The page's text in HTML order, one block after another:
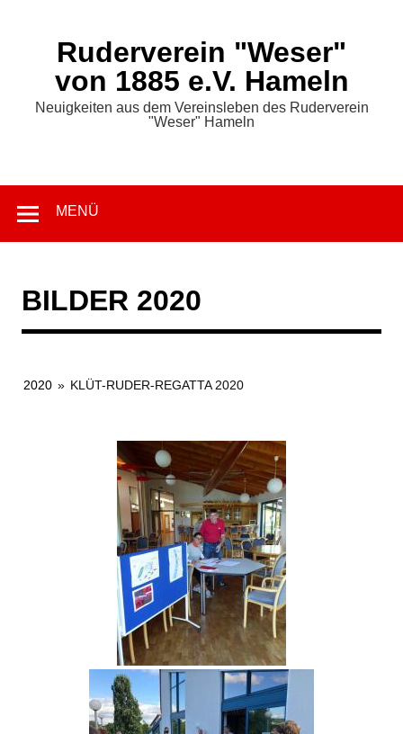
Ruderverein "Weser"
von 1885 e.V. Hameln
Neuigkeiten aus dem Vereinsleben des Ruderverein
"Weser" Hameln
MENÜ
BILDER 2020
2020 » KLÜT-RUDER-REGATTA 2020